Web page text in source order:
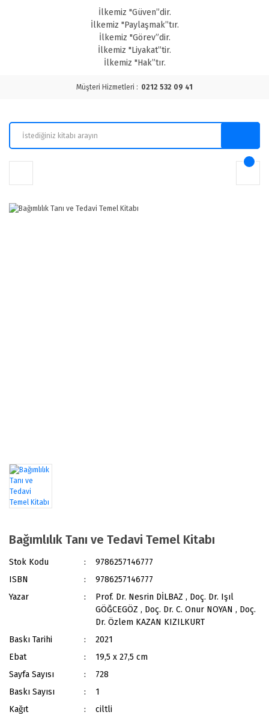
İlkemiz "Güven”dir.
İlkemiz "Paylaşmak”tır.
İlkemiz "Görev”dir.
İlkemiz "Liyakat”tir.
İlkemiz "Hak”tır.
Müşteri Hizmetleri : 0212 532 09 41
Bağımlılık Tanı ve Tedavi Temel Kitabı
Stok Kodu
9786257146777
ISBN
9786257146777
Yazar
Prof. Dr. Nesrin DİLBAZ , Doç. Dr. Işıl
GÖĞCEGÖZ , Doç. Dr. C. Onur NOYAN , Doç.
Dr. Özlem KAZAN KIZILKURT
Baskı Tarihi
2021
Ebat
19,5 x 27,5 cm
Sayfa Sayısı
728
Baskı Sayısı
1
Kağıt
ciltli